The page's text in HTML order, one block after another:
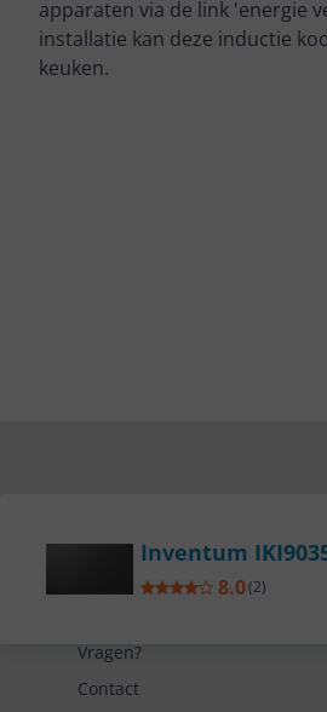
apparaten via de link 'energie
installatie kan deze inductie
keuken.
Inventum
8.0(2)
Vragen?
Contact